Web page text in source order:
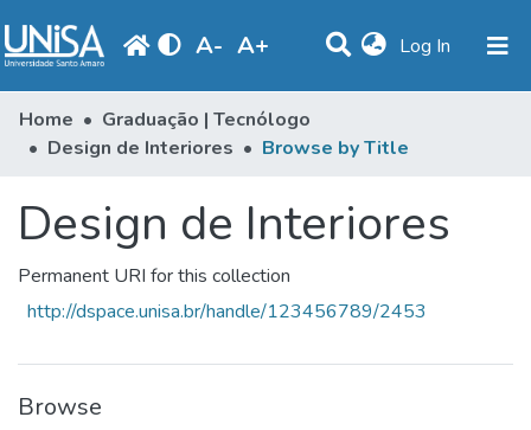
A- A+ Log In (current)
Communities & Collections
Produção Docente
Periodicals
Home
Graduação | Tecnólogo
Design de Interiores
Browse by Title
Design de Interiores
Permanent URI for this collection
http://dspace.unisa.br/handle/123456789/2453
Browse